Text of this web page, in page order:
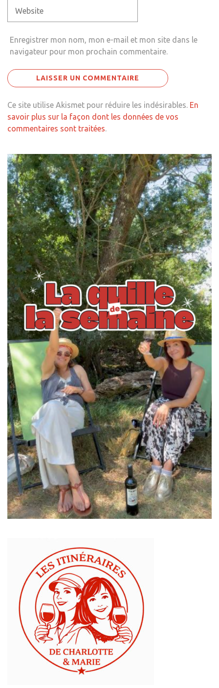
Enregistrer mon nom, mon e-mail et mon site dans le
navigateur pour mon prochain commentaire.
Ce site utilise Akismet pour réduire les indésirables. En
savoir plus sur la façon dont les données de vos
commentaires sont traitées.